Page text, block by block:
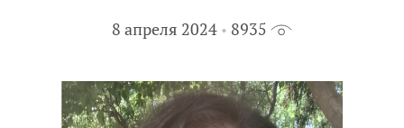
8 апреля 2024 8935